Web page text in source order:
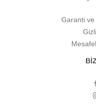
Garanti ve